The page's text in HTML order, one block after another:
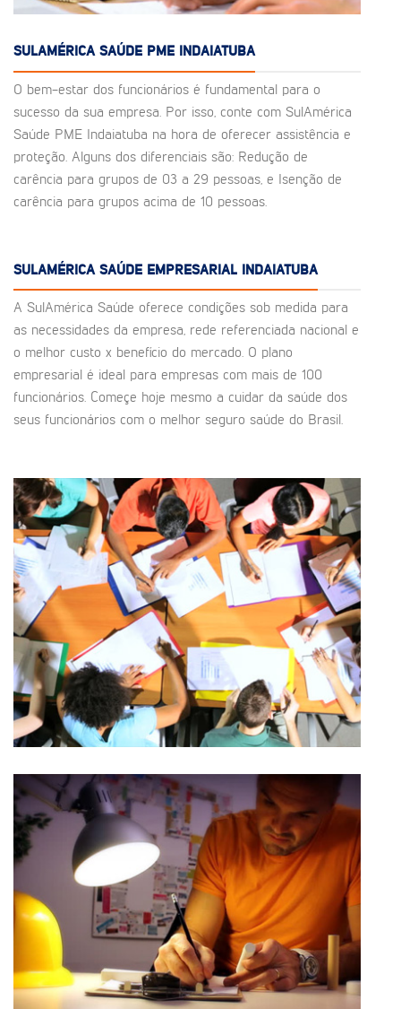
SULAMÉRICA SAÚDE PME INDAIATUBA
O bem-estar dos funcionários é fundamental para o
sucesso da sua empresa. Por isso, conte com SulAmérica
Saúde PME Indaiatuba na hora de oferecer assistência e
proteção. Alguns dos diferenciais são: Redução de
carência para grupos de 03 a 29 pessoas, e Isenção de
carência para grupos acima de 10 pessoas.
SULAMÉRICA SAÚDE EMPRESARIAL INDAIATUBA
A SulAmérica Saúde oferece condições sob medida para
as necessidades da empresa, rede referenciada nacional e
o melhor custo x benefício do mercado. O plano
empresarial é ideal para empresas com mais de 100
funcionários. Começe hoje mesmo a cuidar da saúde dos
seus funcionários com o melhor seguro saúde do Brasil.